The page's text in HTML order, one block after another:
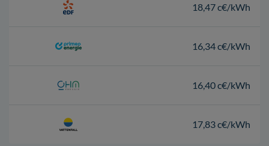
18,47 c€/kWh
16,34 c€/kWh
16,40 c€/kWh
17,83 c€/kWh